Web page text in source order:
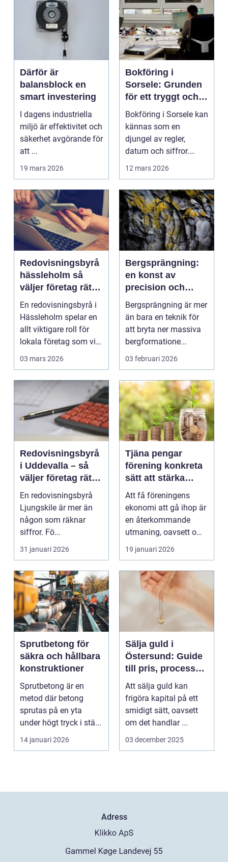
Därför är
balansblock en
smart investering
I dagens industriella
miljö är effektivitet och
säkerhet avgörande för
att ...
19 mars 2026
Bokföring i
Sorsele: Grunden
för ett tryggt och
lönsamt företag
Bokföring i Sorsele kan
kännas som en
djungel av regler,
datum och siffror.
12 mars 2026
Redovisningsbyrå
hässleholm så
väljer företag rätt
partner för
ekonomin
En redovisningsbyrå i
Hässleholm spelar en
allt viktigare roll för
lokala företag som vill
03 mars 2026
Bergsprängning:
en konst av
precision och
framsteg
Bergsprängning är mer
än bara en teknik för
att bryta ner massiva
bergformatione...
03 februari 2026
Redovisningsbyrå
i Uddevalla – så
väljer företag rätt
partner för
ekonomin
En redovisningsbyrå
Ljungskile är mer än
någon som räknar
siffror. Fö...
31 januari 2026
Tjäna pengar
förening konkreta
sätt att stärka
kassan utan kaos
Att få föreningens
ekonomi att gå ihop är
en återkommande
utmaning, oavsett om
det gäller en idrotts...
19 januari 2026
Sprutbetong för
säkra och hållbara
konstruktioner
Sprutbetong är en
metod där betong
sprutas på en yta
under högt tryck i stä...
14 januari 2026
Sälja guld i
Östersund: Guide
till pris, process
och trygghet
Att sälja guld kan
frigöra kapital på ett
smidigt sätt, oavsett
om det handlar ...
03 december 2025
Adress